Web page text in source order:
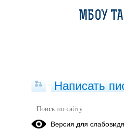
День неизвестного
МБОУ
Написать
Версия для